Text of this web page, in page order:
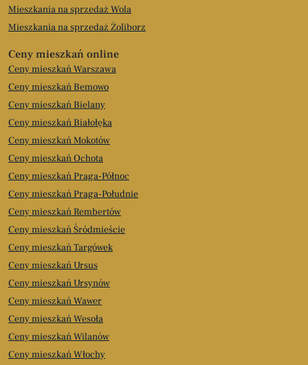
Mieszkania na sprzedaż Wola
Mieszkania na sprzedaż Żoliborz
Ceny mieszkań online
Ceny mieszkań Warszawa
Ceny mieszkań Bemowo
Ceny mieszkań Bielany
Ceny mieszkań Białołęka
Ceny mieszkań Mokotów
Ceny mieszkań Ochota
Ceny mieszkań Praga-Północ
Ceny mieszkań Praga-Południe
Ceny mieszkań Rembertów
Ceny mieszkań Śródmieście
Ceny mieszkań Targówek
Ceny mieszkań Ursus
Ceny mieszkań Ursynów
Ceny mieszkań Wawer
Ceny mieszkań Wesoła
Ceny mieszkań Wilanów
Ceny mieszkań Włochy